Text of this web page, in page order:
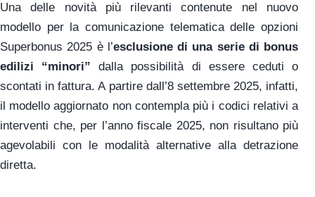
Una delle novità più rilevanti contenute nel nuovo
modello per la comunicazione telematica delle opzioni
Superbonus 2025 è l’esclusione di una serie di bonus
edilizi “minori” dalla possibilità di essere ceduti o
scontati in fattura. A partire dall’8 settembre 2025, infatti,
il modello aggiornato non contempla più i codici relativi a
interventi che, per l’anno fiscale 2025, non risultano più
agevolabili con le modalità alternative alla detrazione
diretta.